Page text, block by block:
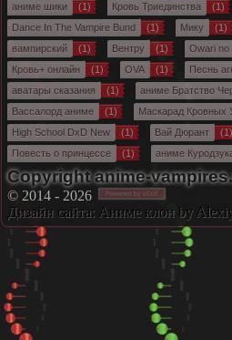
аниме шики
(1) Кровь Триединства (1)
Dance In The Vampire Bund
(1) Мику (1)
вампирский
(1) Вентру (1) Owari no
Кровь+ онлайн
(1) OVA (1) Песнь
аватары сказания
(1) аниме Братство
Вассалорд аниме
(1) Маскарад Кровных
High School DxD New
(1) Вай Дюрант (1)
Повесть о принцессе
(1) аниме
Copyright anime-
© 2014 - 2026
Дизайн сайта: Аниме клон by